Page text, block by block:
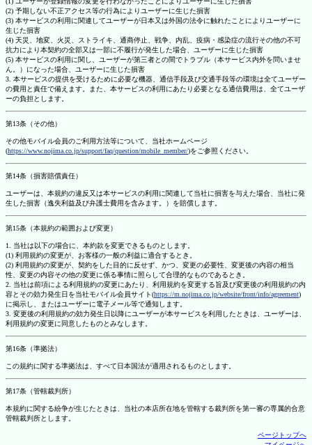
(2) 予期しない不正アクセス等の行為によりユーザーに生じた損害
(3) 本サービスの利用に関連してユーザーが日本又は外国の法令に触れたことによりユーザーに
生じた損害
(4) 天災、地変、火災、ストライキ、通商停止、戦争、内乱、疫病・感染症の流行その他の不可
抗力により本契約の全部又は一部に不履行が発生した場合、ユーザーに生じた損害
(5) 本サービスの利用に関し、ユーザーが第三者との間でトラブル（本サービス内外を問いませ
ん。）になった場合、ユーザーに生じた損害
3. 本サービスの提供を受けるために必要な機器、通信手段及び交通手段等の環境は全てユーザー
の費用と責任で備えます。また、本サービスの利用にあたり必要となる通信費用は、全てユーザ
ーの負担とします。
第13条（その他）
その他モバイル会員のご利用方法等について、当社ホームページ
(https://www.nojima.co.jp/support/faq/question/mobile_member/)をご参照ください。
第14条（損害賠償責任）
ユーザーは、本規約の違反又は本サービスの利用に関連して当社に損害を与えた場合、当社に発
生した損害（逸失利益及び弁護士費用を含みます。）を賠償します。
第15条（本規約の範囲および変更）
1. 当社は以下の場合に、本約款を変更できるものとします。
(1) 利用規約の変更が、お客様の一般の利益に適合するとき。
(2) 利用規約の変更が、契約をした目的に反せず、かつ、変更の必要性、変更後の内容の相当
性、変更の内容その他の変更に係る事情に照らして合理的なものであるとき。
2. 当社は前項による利用規約の変更にあたり、利用規約を変更する旨及び変更後の利用規約の内
容とその効力発生日を当社モバイル会員サイト(https://m.nojima.co.jp/website/front/info/agreement)
に掲示し、またはユーザーに電子メール等で通知します。
3. 変更後の利用規約の効力発生日以降にユーザーが本サービスを利用したときは、ユーザーは、
利用規約の変更に同意したものとみなします。
第16条（準拠法）
この規約に関する準拠法は、すべて日本国法が適用されるものとします。
第17条（管轄裁判所）
本規約に関する紛争が生じたときは、当社の本店所在地を管轄する裁判所を第一審の専属的合意
管轄裁判所とします。
ページトップへ